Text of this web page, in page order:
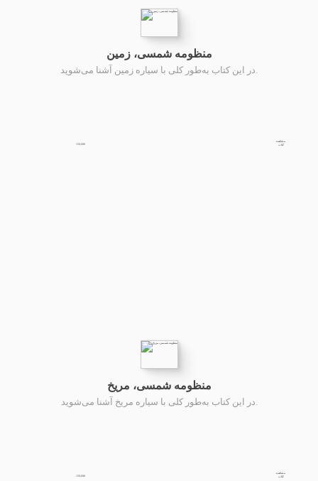
منظومه شمسی، زمین
در این کتاب به‌طور کلی با سیاره زمین آشنا می‌شوید.
150,000
مشاهده
کتاب
منظومه شمسی، مریخ
در این کتاب به‌طور کلی با سیاره مریخ آشنا می‌شوید.
150,000
مشاهده
کتاب